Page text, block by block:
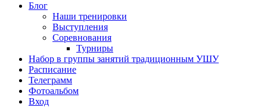
Блог
Наши тренировки
Выступления
Соревнования
Турниры
Набор в группы занятий традиционным УШУ
Расписание
Телеграмм
Фотоальбом
Вход